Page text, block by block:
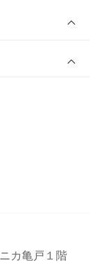
カ亀戸１階